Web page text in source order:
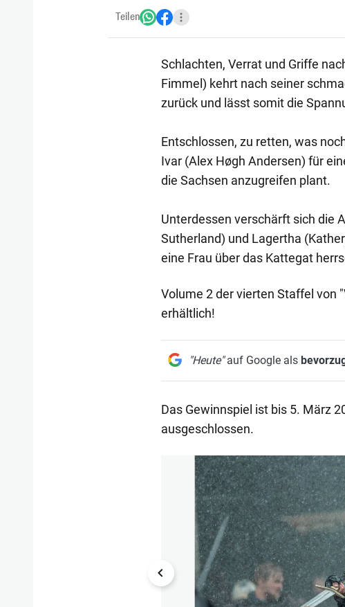
Teilen
Schlachten, Verrat und Griffe
Fimmel) kehrt nach seiner
zurück und lässt somit die
Entschlossen, zu retten, was
Ivar (Alex Høgh Andersen) für
die Sachsen anzugreifen plant.
Unterdessen verschärft sich die
Sutherland) und Lagertha
eine Frau über das Kattegat
Volume 2 der vierten Staffel von
erhältlich!
"Heute"auf Google als
Das Gewinnspiel ist bis 5. März
ausgeschlossen.
1/6